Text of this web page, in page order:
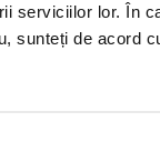
serviciilor lor. În
sunteți de acord